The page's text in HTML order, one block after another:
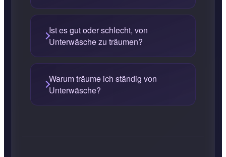
Ist es gut oder schlecht, von
Unterwäsche zu träumen?
Warum träume ich ständig von
Unterwäsche?